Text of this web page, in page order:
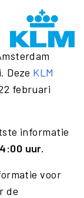
Deze KLM
februari
informatie
uur.
voor
de